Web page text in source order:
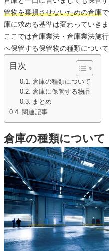
管物を棄損させないための倉庫
庫に求める基準は変わっていきま
ここでは倉庫業法・倉庫業法施
へ保管する保管物の種類につい
目次
倉庫の種類について
倉庫に保管する物品
まとめ
関連記事
倉庫の種類について